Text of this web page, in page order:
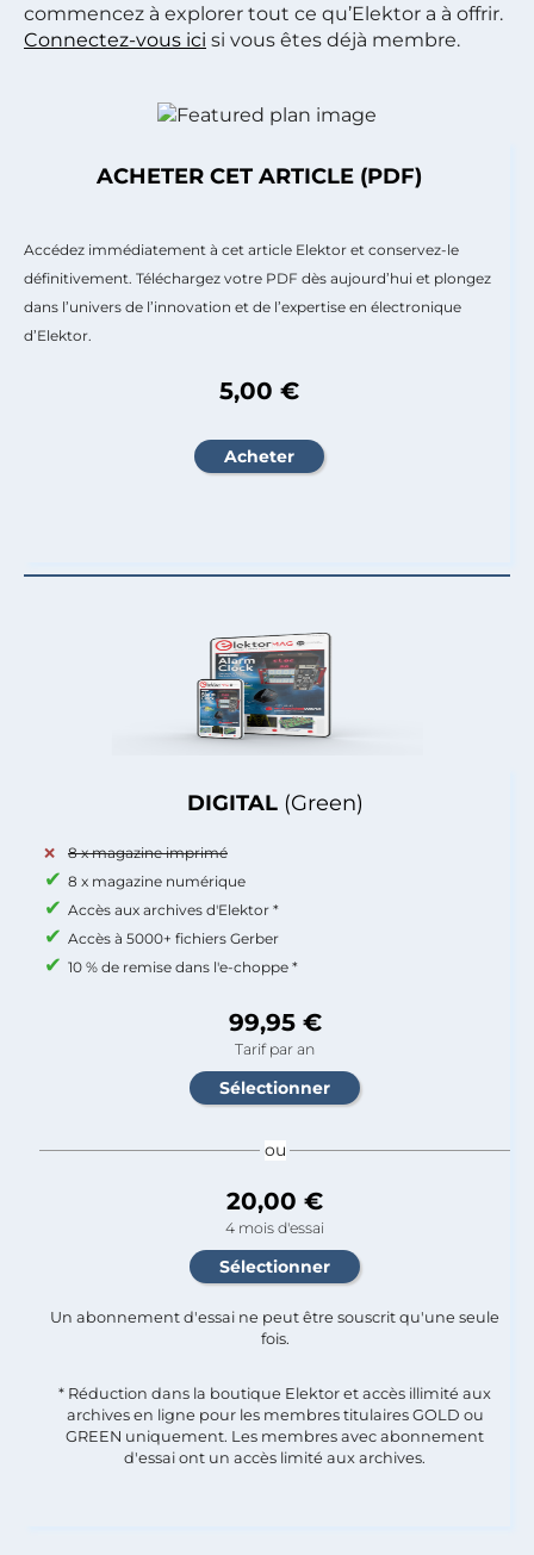
commencez à explorer tout ce qu’Elektor a à offrir.
Connectez-vous ici si vous êtes déjà membre.
DIGITAL (Green)
8 x magazine imprimé
8 x magazine numérique
Accès aux archives d'Elektor *
Accès à 5000+ fichiers Gerber
10 % de remise dans l'e-choppe *
99,95 €
Tarif par an
ou
20,00 €
4 mois d'essai
Un abonnement d'essai ne peut être souscrit qu'une seule
fois.​
* Réduction dans la boutique Elektor et accès illimité aux
archives en ligne pour les membres titulaires GOLD ou
GREEN uniquement. Les membres avec abonnement
d'essai ont un accès limité aux archives.
ACHETER CET ARTICLE (PDF)
Accédez immédiatement à cet article Elektor et conservez-le
définitivement. Téléchargez votre PDF dès aujourd’hui et plongez
dans l’univers de l’innovation et de l’expertise en électronique
d’Elektor.
5,00 €